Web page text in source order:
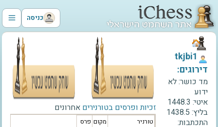
כניסה
זכיות ופרסים בטורנירים אחרונים
טורניר מקום פרס
‫tkjbi1‬
דירוגים:
מד כושר:לא
ידוע
איטי: 1448.3
בליץ: 1438.5
התכתבות: